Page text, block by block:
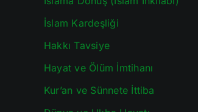
İslam Kardeşliği
Hakkı Tavsiye
Hayat ve Ölüm İmtihanı
Kur’an ve Sünnete İttiba